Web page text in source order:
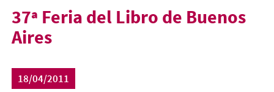
37ª Feria del Libro de Buenos
Aires
18/04/2011